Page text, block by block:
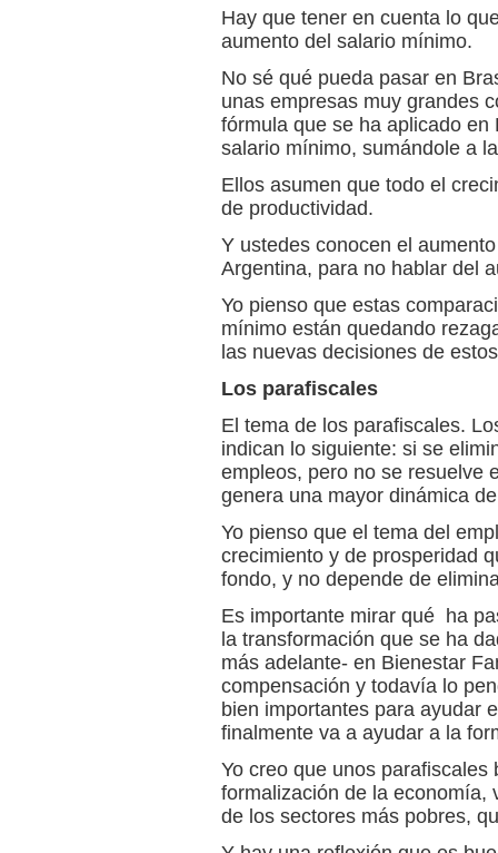
Hay que tener en cuenta lo
aumento del salario mínimo.
No sé qué pueda pasar en
unas empresas muy grandes
fórmula que se ha aplicado
salario mínimo, sumándole a
Ellos asumen que todo el
de productividad.
Y ustedes conocen el
Argentina, para no hablar del
Yo pienso que estas
mínimo están quedando
las nuevas decisiones de
Los parafiscales
El tema de los parafiscales.
indican lo siguiente: si se
empleos, pero no se resuelve
genera una mayor dinámica
Yo pienso que el tema del
crecimiento y de prosperidad
fondo, y no depende de
Es importante mirar qué ha
la transformación que se ha
más adelante- en Bienestar
compensación y todavía lo
bien importantes para ayudar
finalmente va a ayudar a la
Yo creo que unos
formalización de la economía,
de los sectores más pobres,